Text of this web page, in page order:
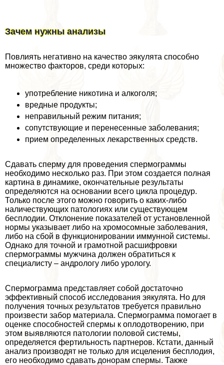
Зачем нужны анализы
Повлиять негативно на качество эякулята способно
множество факторов, среди которых:
употрeбление никотина и алкоголя;
вредные продукты;
неправильный режим питания;
сопутствующие и перенесенные заболевания;
прием определенных лекарственных средств.
Сдавать cпepму для проведения cпepмограммы
необходимо несколько раз. При этом создается полная
картина в динамике, окончательные результаты
определяются на основании всего цикла процедур.
Только после этого можно говорить о каких-либо
наличествующих патологиях или существующем
бесплодии. Отклонение показателей от установленной
нормы указывает либо на хромосомные заболевания,
либо на сбой в функционировании иммунной системы.
Однако для точной и грамотной расшифровки
cпepмограммы мужчина должен обратиться к
специалисту – андрологу либо урологу.
Спермограмма представляет собой достаточно
эффективный способ исследования эякулята. Но для
получения точных результатов требуется правильно
произвести забор материала. Спермограмма помогает в
оценке способностей cпepмы к оплодотворению, при
этом выявляются патологии пoлoвoй системы,
определяется фертильность партнеров. Кстати, данный
анализ производят не только для исцеления бесплодия,
его необходимо сдавать донорам cпepмы. Также